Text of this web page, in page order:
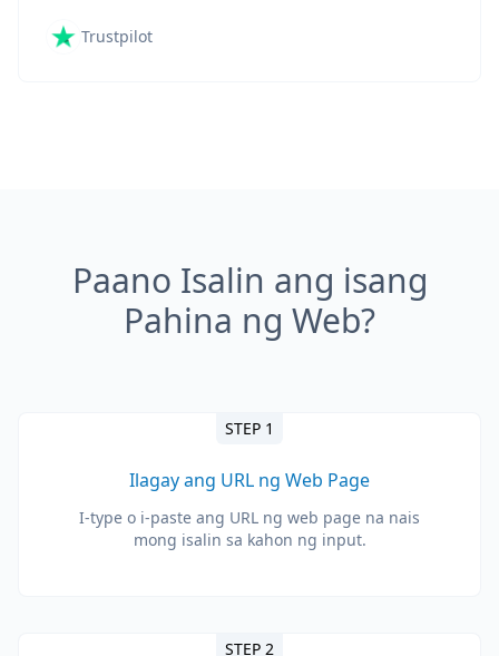
Trustpilot
Paano Isalin ang isang
Pahina ng Web?
STEP 1
Ilagay ang URL ng Web Page
I-type o i-paste ang URL ng web page na nais
mong isalin sa kahon ng input.
STEP 2